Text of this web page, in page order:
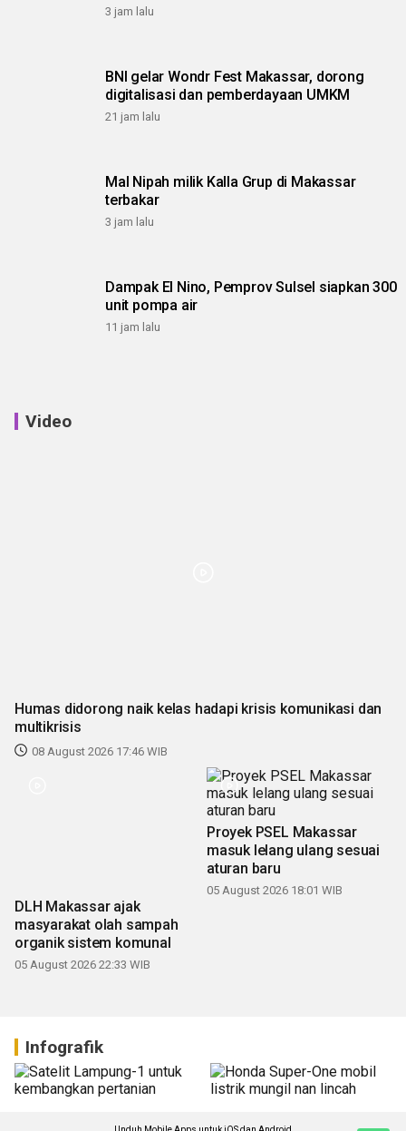
3 jam lalu
BNI gelar Wondr Fest Makassar, dorong
digitalisasi dan pemberdayaan UMKM
21 jam lalu
Mal Nipah milik Kalla Grup di Makassar
terbakar
3 jam lalu
Dampak El Nino, Pemprov Sulsel siapkan 300
unit pompa air
11 jam lalu
Video
Humas didorong naik kelas hadapi krisis komunikasi dan
multikrisis
08 August 2026 17:46 WIB
DLH Makassar ajak
masyarakat olah sampah
organik sistem komunal
05 August 2026 22:33 WIB
Proyek PSEL Makassar
masuk lelang ulang sesuai
aturan baru
05 August 2026 18:01 WIB
Infografik